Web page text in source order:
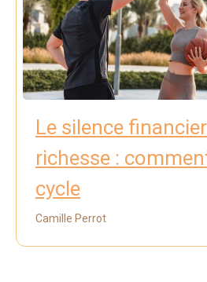
Le silence
richesse :
cycle
Camille Perrot